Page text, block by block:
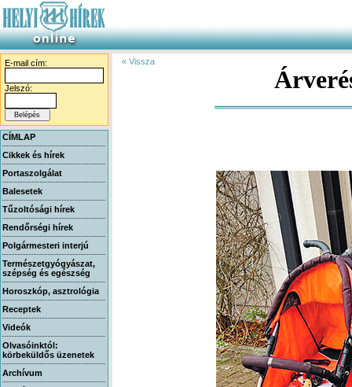
E-mail cím:
Jelszó:
CÍMLAP
Cikkek és hírek
Portaszolgálat
Balesetek
Tűzoltósági hírek
Rendőrségi hírek
Polgármesteri interjú
Természetgyógyászat,
szépség és egészség
Horoszkóp, asztrológia
Receptek
Videók
Olvasóinktól:
körbeküldős üzenetek
Archívum
« Vissza